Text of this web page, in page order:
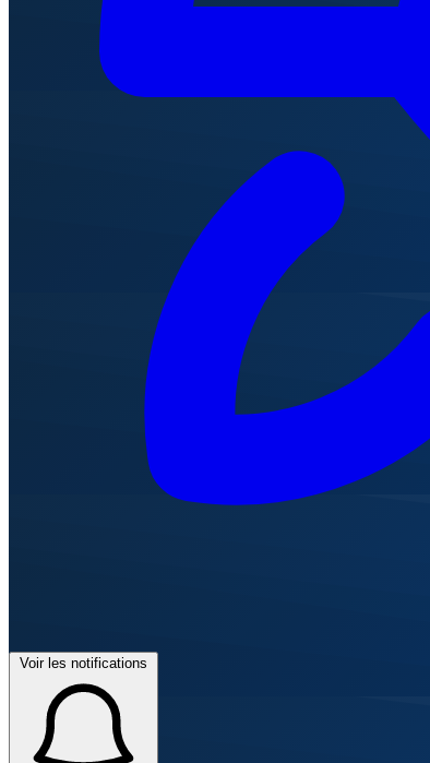
Voir les notifications